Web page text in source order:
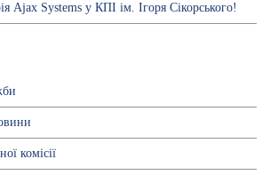
Ajax Systems у КПІ ім. Ігоря Сікорського!
комісії